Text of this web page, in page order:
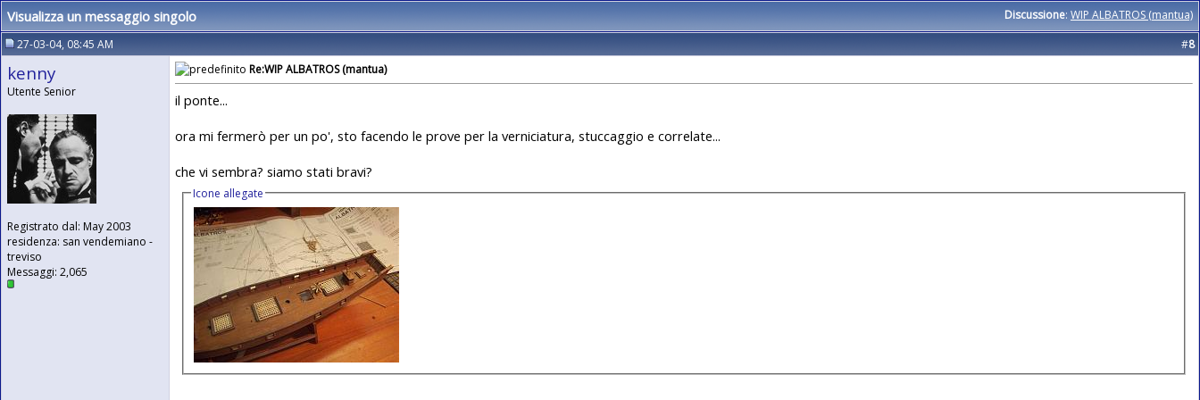
Discussione: WIP ALBATROS (mantua)
Visualizza un messaggio singolo
27-03-04, 08:45 AM #8
kenny
Utente Senior
Registrato dal: May 2003
residenza: san vendemiano -
treviso
Messaggi: 2,065
Re:WIP ALBATROS (mantua)
il ponte...
ora mi fermerò per un po', sto facendo le prove per la verniciatura, stuccaggio e correlate...
che vi sembra? siamo stati bravi?
Icone allegate